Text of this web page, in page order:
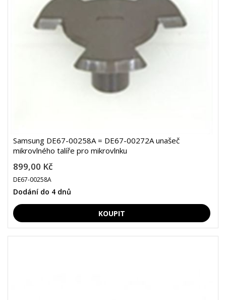
Samsung DE67-00258A = DE67-00272A unašeč
mikrovlného talíře pro mikrovlnku
899,00 Kč
DE67-00258A
Dodání do 4 dnů